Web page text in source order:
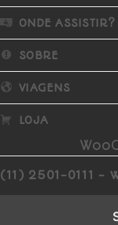
ONDE ASSISTIR?
SOBRE
VIAGENS
LOJA
(11) 2501-0111 -